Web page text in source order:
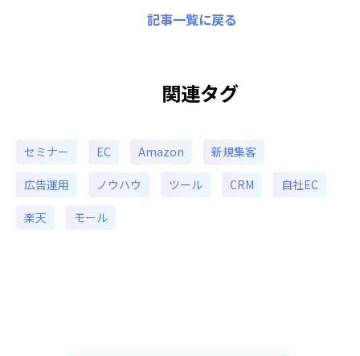
記事一覧に戻る
関連タグ
セミナー EC Amazon 新規集客
広告運用 ノウハウ ツール CRM 自社EC
楽天 モール